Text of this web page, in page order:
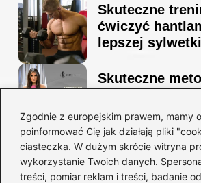
Zgodnie z europejskim prawem, mamy
poinformować Cię jak działają pliki
ciasteczka. W dużym skrócie witryna
wykorzystanie Twoich danych.
treści, pomiar reklam i treści, badanie
Skuteczne
ćwiczyć
lepszej sylwetki
Skuteczne
sylwetkę w
Idealny
go do swojej